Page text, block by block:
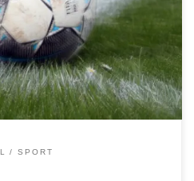
Mitglieder des Vorstandes und
ein und bitte um
TOP 01Begrüßung
02Neuwahl der
innen TOP
der […]
SPORT